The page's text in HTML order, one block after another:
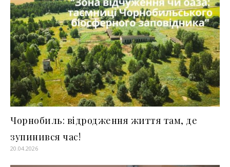
Чорнобиль: відродження життя там, де
зупинився час!
20.04.2026